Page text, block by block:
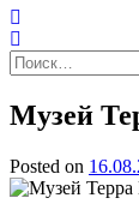
Найти:
Музей
Posted on